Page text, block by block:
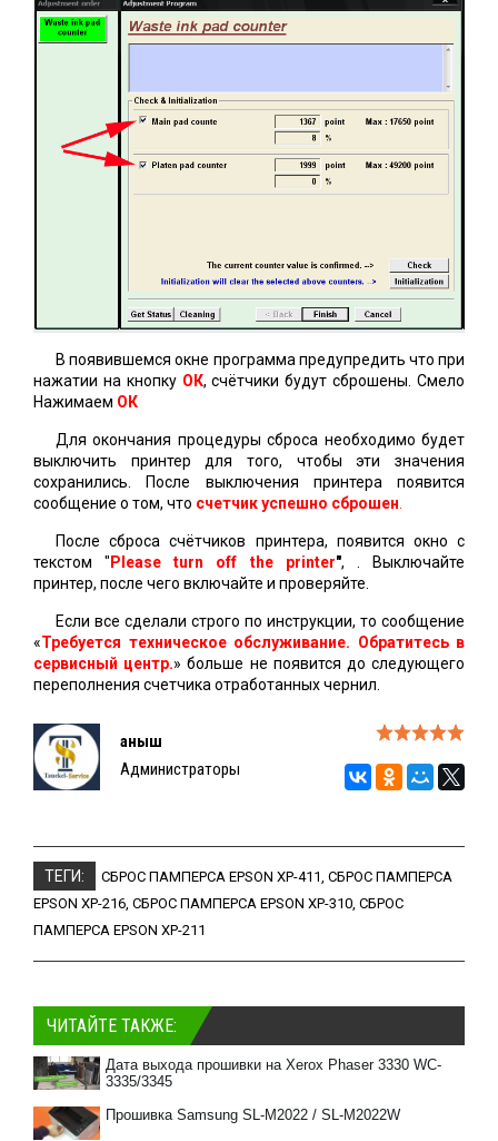
В появившемся окне программа предупредить что при
нажатии на кнопку ОК, счётчики будут сброшены. Смело
Нажимаем ОК
Для окончания процедуры сброса необходимо будет
выключить принтер для того, чтобы эти значения
сохранились. После выключения принтера появится
сообщение о том, что счетчик успешно сброшен
После сброса счётчиков принтера, появится окно с
текстом "Please turn off the printer", . Выключайте
принтер, после чего включайте и проверяйте.
Если все сделали строго по инструкции, то сообщение
«Требуется техническое обслуживание. Обратитесь в
сервисный центр.» больше не появится до следующего
переполнения счетчика отработанных чернил.
Қаныш
Администраторы
ТЕГИ: СБРОС ПАМПЕРСА EPSON XP-411 СБРОС ПАМПЕРСА
EPSON XP-216 СБРОС ПАМПЕРСА EPSON XP-310 СБРОС
ПАМПЕРСА EPSON XP-211
ЧИТАЙТЕ ТАКЖЕ:
Дата выхода прошивки на Xerox Phaser 3330 WC-
3335/3345
Прошивка Samsung SL-M2022 / SL-M2022W